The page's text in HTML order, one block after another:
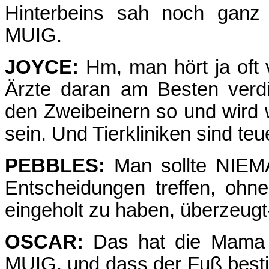
Hinterbeins sah noch
MUIG.
JOYCE: Hm, man hört ja oft
Ärzte daran am Besten
den Zweibeinern so und wird
sein. Und Tierkliniken sind
PEBBLES: Man sollte
Entscheidungen treffen,
eingeholt zu haben,
OSCAR: Das hat die
MUIG, und dass der Fuß